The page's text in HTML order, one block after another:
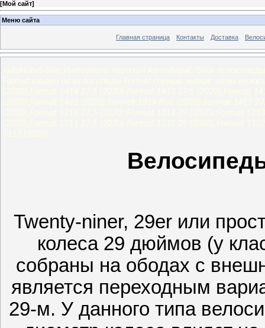
[Мой сайт]
Меню сайта
Главная страница Контакты Доставка
Twenty-niner, 29er или
колеса 29 дюймов (у
собраны на ободах с
является переходным
29-м. У данного типа